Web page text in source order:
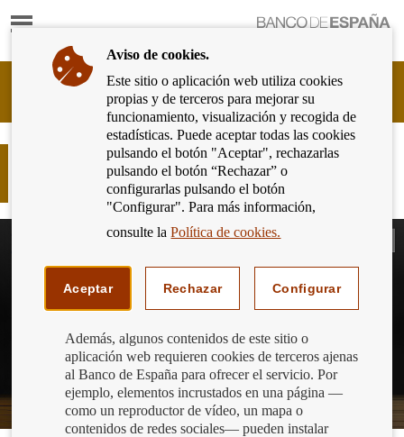
Mostrar
Ir
página
de
inicio
del
Banco
de
España
Cliente
Bancario
Banco
España
Eurosistema,
Y el ganador del concurso de
conocimientos financieros 2021 es…
Aviso de cookies.
Este sitio o aplicación web utiliza cookies
propias y de terceros para mejorar su
funcionamiento, visualización y recogida de
estadísticas. Puede aceptar todas las cookies
pulsando el botón "Aceptar", rechazarlas
pulsando el botón “Rechazar” o
configurarlas pulsando el botón
"Configurar". Para más información,
consulte laPolítica de cookies.
Aceptar Rechazar Configurar
Además, algunos contenidos de este sitio o
aplicación web requieren cookies de terceros ajenas
al Banco de España para ofrecer el servicio. Por
ejemplo, elementos incrustados en una página —
como un reproductor de vídeo, un mapa o
contenidos de redes sociales— pueden instalar